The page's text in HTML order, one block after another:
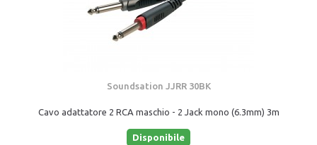
Soundsation JJRR 30BK
Cavo adattatore 2 RCA maschio - 2 Jack mono (6.3mm) 3m
Disponibile